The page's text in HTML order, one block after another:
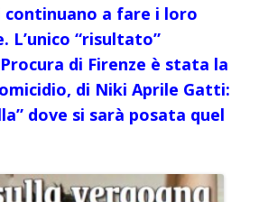
a fare i loro
L’unico “risultato”
di Firenze è stata la
di Niki Aprile Gatti:
dove si sarà posata quel